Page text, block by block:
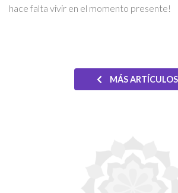
hace falta vivir en el momento presente!
MÁS ARTÍCULOS